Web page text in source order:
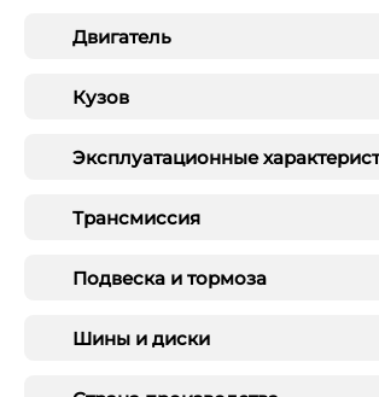
Двигатель
Кузов
Эксплуатационные
Трансмиссия
Подвеска и тормоза
Шины и диски